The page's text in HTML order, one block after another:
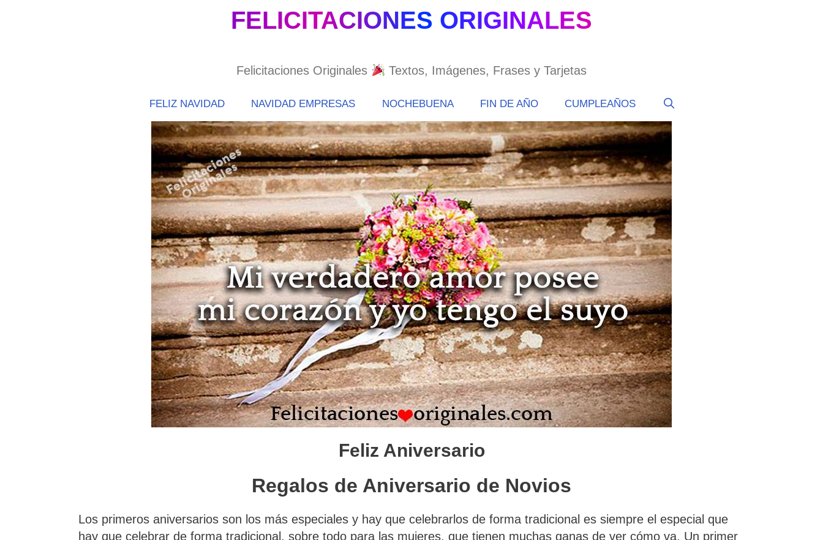
FELICITACIONES ORIGINALES
Felicitaciones Originales Textos, Imágenes, Frases y Tarjetas
FELIZ NAVIDAD NAVIDAD EMPRESAS NOCHEBUENA FIN DE AÑO CUMPLEAÑOS
Feliz Aniversario
Regalos de Aniversario de Novios
Los primeros aniversarios son los más especiales y hay que celebrarlos de forma tradicional es siempre el especial que
hay que celebrar de forma tradicional, sobre todo para las mujeres, que tienen muchas ganas de ver cómo va. Un primer